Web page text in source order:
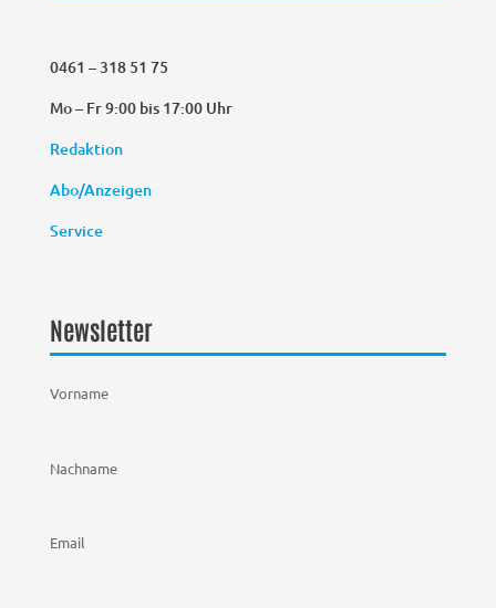
0461 – 318 51 75
Mo – Fr 9:00 bis 17:00 Uhr
Redaktion
Abo/Anzeigen
Service
Newsletter
Vorname
Nachname
Email